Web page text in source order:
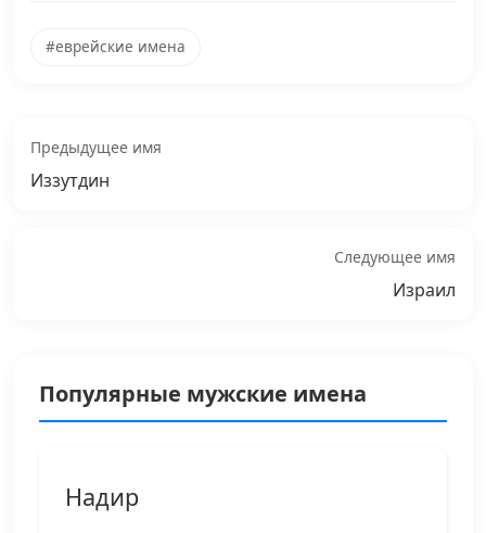
#еврейские имена
Предыдущее имя
Иззутдин
Следующее имя
Израил
Популярные мужские имена
Надир